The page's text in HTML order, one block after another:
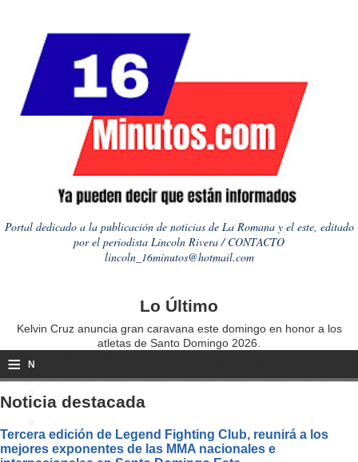
Portal dedicado a la publicación de noticias de La Romana y el este, editado
por el periodista Lincoln Rivera / CONTACTO
lincoln_16minutos@hotmail.com
Lo Último
Kelvin Cruz anuncia gran caravana este domingo en honor a los
atletas de Santo Domingo 2026.
≡ N
a
i
Noticia destacada
Tercera edición de Legend Fighting Club, reunirá a los
mejores exponentes de las MMA nacionales e